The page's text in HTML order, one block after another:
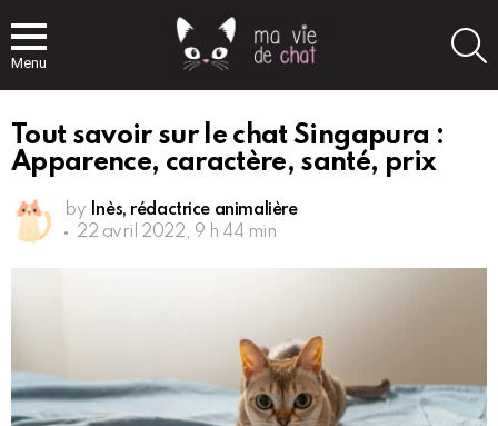
Menu
Tout savoir sur le chat Singapura :
Apparence, caractère, santé, prix
by Inès, rédactrice animalière
22 avril 2022, 9 h 44 min